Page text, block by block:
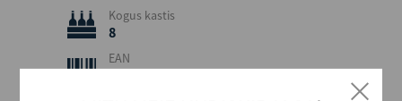
Kogus kastis
8
EAN